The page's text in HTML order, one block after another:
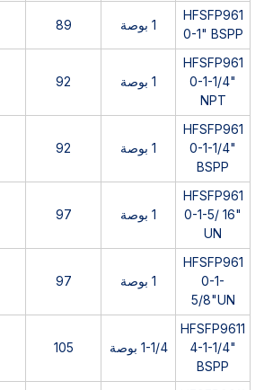
HFSFP961
0-1" BSPP
1 بوصة 89
HFSFP961
0-1-1/4"
NPT
1 بوصة 92
HFSFP961
0-1-1/4"
BSPP
1 بوصة 92
HFSFP961
0-1-5/ 16"
UN
1 بوصة 97
HFSFP961
0-1-
5/8"UN
1 بوصة 97
HFSFP9611
4-1-1/4"
BSPP
1-1/4 بوصة 105